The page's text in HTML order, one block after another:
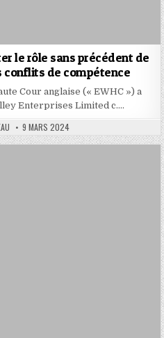
le rôle sans précédent de
conflits de compétence
Cour anglaise (« EWHC ») a
Enterprises Limited c….
PUBLISHED
DATE:
9 MARS 2024